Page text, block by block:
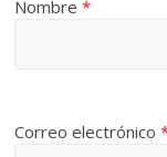
Nombre*
Correo electrónico